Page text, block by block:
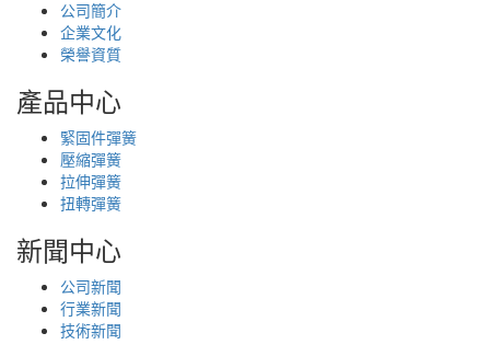
公司簡介
企業文化
榮譽資質
產品中心
緊固件彈簧
壓縮彈簧
拉伸彈簧
扭轉彈簧
新聞中心
公司新聞
行業新聞
技術新聞